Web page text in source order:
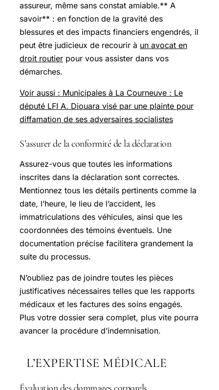
assureur, même sans constat amiable.** A
savoir** : en fonction de la gravité des
blessures et des impacts financiers engendrés, il
peut être judicieux de recourir à un avocat en
droit routier pour vous assister dans vos
démarches.
Voir aussi : Municipales à La Courneuve : Le
député LFI A. Diouara visé par une plainte pour
diffamation de ses adversaires socialistes
S’assurer de la conformité de la déclaration
Assurez-vous que toutes les informations
inscrites dans la déclaration sont correctes.
Mentionnez tous les détails pertinents comme la
date, l’heure, le lieu de l’accident, les
immatriculations des véhicules, ainsi que les
coordonnées des témoins éventuels. Une
documentation précise facilitera grandement la
suite du processus.
N’oubliez pas de joindre toutes les pièces
justificatives nécessaires telles que les rapports
médicaux et les factures des soins engagés.
Plus votre dossier sera complet, plus vite pourra
avancer la procédure d’indemnisation.
L’EXPERTISE MÉDICALE